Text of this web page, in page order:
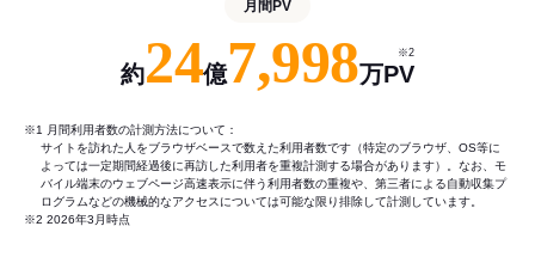
月間PV
約24億7,998万PV
※2
※1 月間利用者数の計測方法について：
サイトを訪れた人をブラウザベースで数えた利用者数です（特定のブラウザ、OS等に
よっては一定期間経過後に再訪した利用者を重複計測する場合があります）。なお、モ
バイル端末のウェブページ高速表示に伴う利用者数の重複や、第三者による自動収集プ
ログラムなどの機械的なアクセスについては可能な限り排除して計測しています。
※2 2026年3月時点